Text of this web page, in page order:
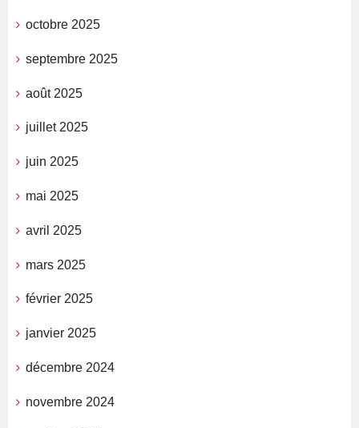
octobre 2025
septembre 2025
août 2025
juillet 2025
juin 2025
mai 2025
avril 2025
mars 2025
février 2025
janvier 2025
décembre 2024
novembre 2024